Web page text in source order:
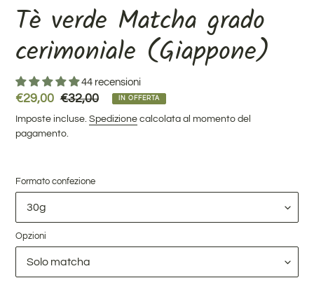
Tè verde Matcha grado
cerimoniale (Giappone)
44 recensioni
Prezzo
scontato
€29,00 Prezzo
di
listino
€32,00 IN OFFERTA
Imposte incluse. Spedizione calcolata al momento del
pagamento.
Formato confezione
Opzioni